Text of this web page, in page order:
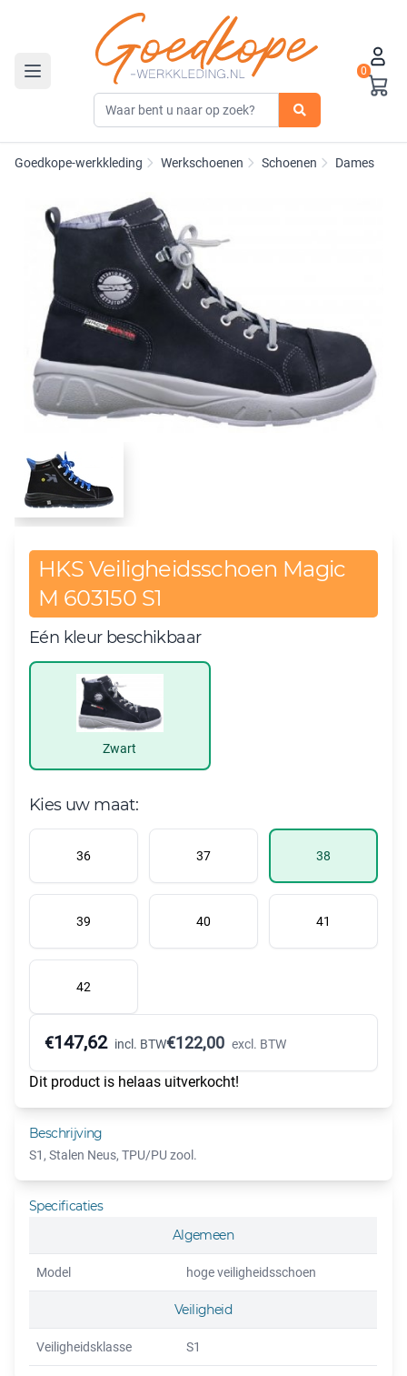
Toggle navigation
0
Goedkope-werkkleding Werkschoenen Schoenen Dames
HKS Veiligheidsschoen Magic
M 603150 S1
Eén kleur beschikbaar
Zwart
Kies uw maat:
36 37 38
39 40 41
42
€147,62 incl. BTW€122,00 excl. BTW
Dit product is helaas uitverkocht!
Beschrijving
S1, Stalen Neus, TPU/PU zool.
Specificaties
Algemeen
Model hoge veiligheidsschoen
Veiligheid
Veiligheidsklasse S1